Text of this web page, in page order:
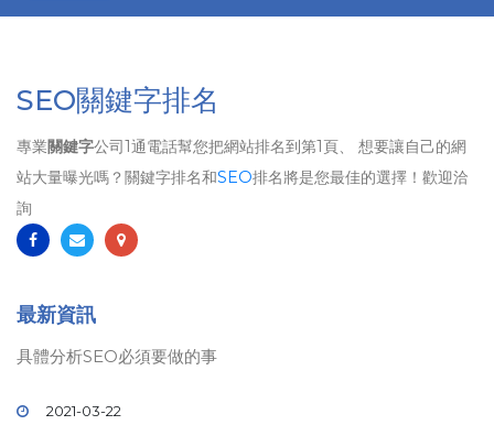
SEO關鍵字排名
專業關鍵字公司1通電話幫您把網站排名到第1頁、 想要讓自己的網
站大量曝光嗎？關鍵字排名和SEO排名將是您最佳的選擇！歡迎洽
詢
最新資訊
具體分析SEO必須要做的事
2021-03-22